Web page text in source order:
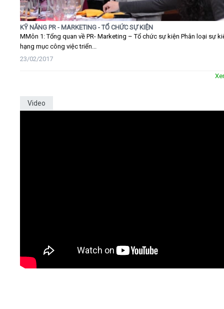
KỸ NĂNG PR - MARKETING - TỔ CHỨC SỰ KIỆN
MMôn 1: Tổng quan về PR- Marketing – Tổ chức sự kiện Phân loại sự
hạng mục công việc triển...
23/02/2017
Video